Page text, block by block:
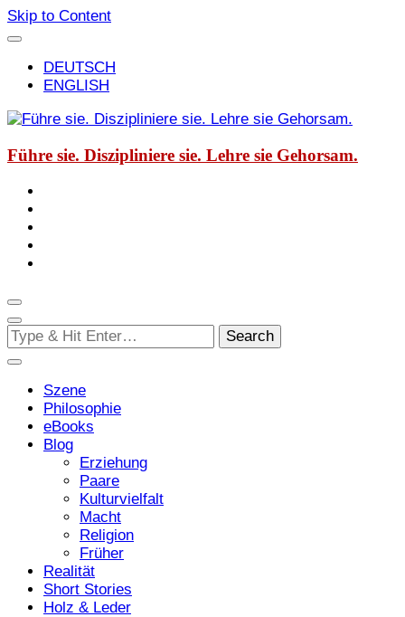
Skip to Content
DEUTSCH
ENGLISH
Führe sie. Diszipliniere sie. Lehre sie Gehorsam.
Looking
for
Something?
Szene
Philosophie
eBooks
Blog
Erziehung
Paare
Kulturvielfalt
Macht
Religion
Früher
Realität
Short Stories
Holz & Leder